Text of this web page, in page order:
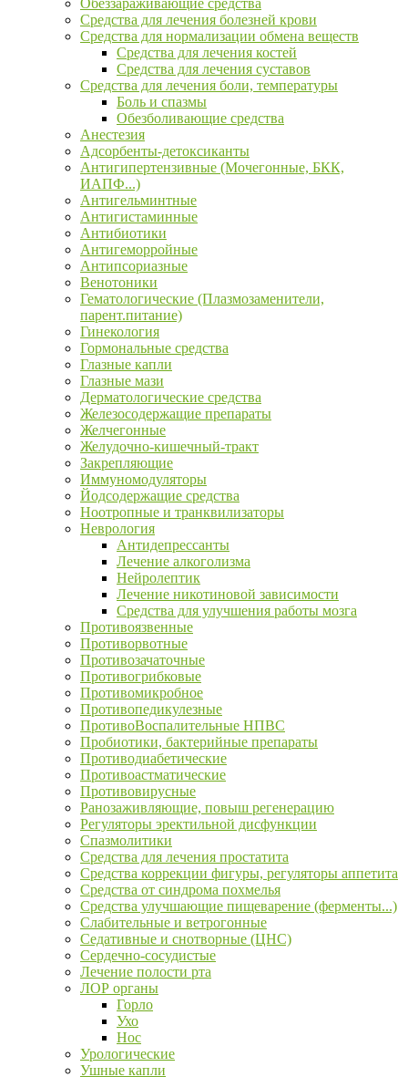
Обеззараживающие средства
Средства для лечения болезней крови
Средства для нормализации обмена веществ
Средства для лечения костей
Средства для лечения суставов
Средства для лечения боли, температуры
Боль и спазмы
Обезболивающие средства
Анестезия
Адсорбенты-детоксиканты
Антигипертензивные (Мочегонные, БКК,
ИАПФ...)
Антигельминтные
Антигистаминные
Антибиотики
Антигеморройные
Антипсориазные
Венотоники
Гематологические (Плазмозаменители,
парент.питание)
Гинекология
Гормональные средства
Глазные капли
Глазные мази
Дерматологические средства
Железосодержащие препараты
Желчегонные
Желудочно-кишечный-тракт
Закрепляющие
Иммуномодуляторы
Йодсодержащие средства
Ноотропные и транквилизаторы
Неврология
Антидепрессанты
Лечение алкоголизма
Нейролептик
Лечение никотиновой зависимости
Средства для улучшения работы мозга
Противоязвенные
Противорвотные
Противозачаточные
Противогрибковые
Противомикробное
Противопедикулезные
ПротивоВоспалительные НПВС
Пробиотики, бактерийные препараты
Противодиабетические
Противоастматические
Противовирусные
Ранозаживляющие, повыш регенерацию
Регуляторы эректильной дисфункции
Спазмолитики
Средства для лечения простатита
Средства коррекции фигуры, регуляторы аппетита
Средства от синдрома похмелья
Средства улучшающие пищеварение (ферменты...)
Слабительные и ветрогонные
Седативные и снотворные (ЦНС)
Сердечно-сосудистые
Лечение полости рта
ЛОР органы
Горло
Ухо
Нос
Урологические
Ушные капли